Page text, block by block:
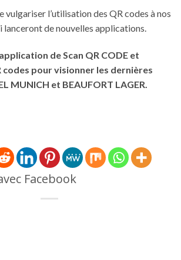
vulgariser l’utilisation des QR codes à nos
lanceront de nouvelles applications.
de Scan QR CODE et
codes pour visionner les dernières
MUNICH et BEAUFORT LAGER.
Facebook